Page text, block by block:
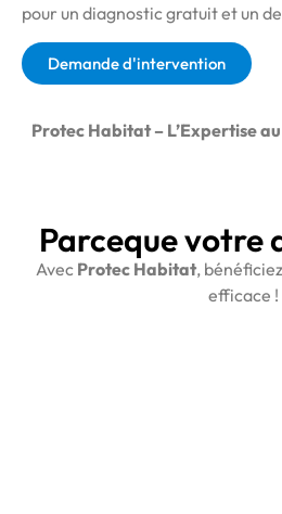
pour un diagnostic gratuit et un
Demande d'intervention
Protec Habitat – L’Expertise
Parceque votre
Avec Protec Habitat,
efficace !